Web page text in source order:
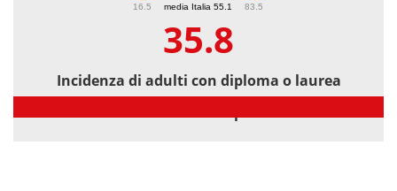
media Italia 55.1
16.5 83.5
35.8
Incidenza di adulti con diploma o laurea